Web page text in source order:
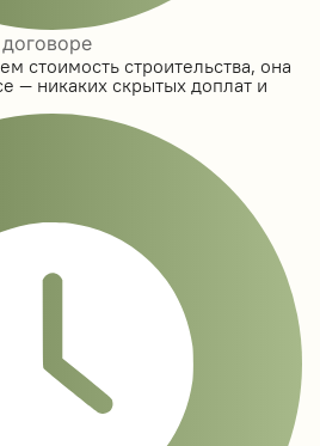
стоимость строительства, она
— никаких скрытых доплат и